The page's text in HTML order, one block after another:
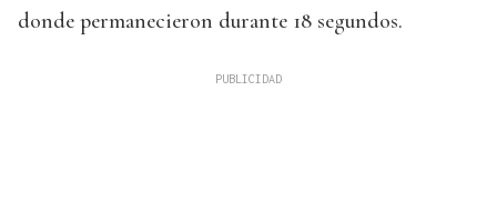
donde permanecieron durante 18 segundos.